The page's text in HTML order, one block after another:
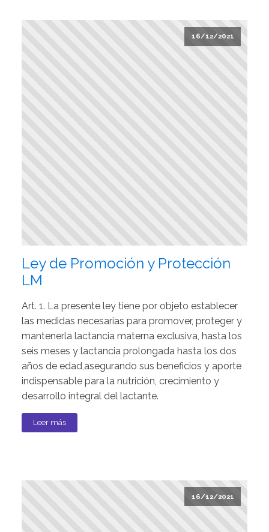
16/12/2021
Ley de Promoción y Protección
LM
Art. 1. La presente ley tiene por objeto establecer
las medidas necesarias para promover, proteger y
mantenerla lactancia materna exclusiva, hasta los
seis meses y lactancia prolongada hasta los dos
años de edad,asegurando sus beneficios y aporte
indispensable para la nutrición, crecimiento y
desarrollo integral del lactante.
Leer más
16/12/2021